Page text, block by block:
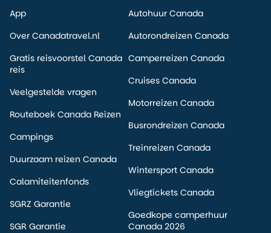
App
Over Canadatravel.nl
Gratis reisvoorstel Canada
reis
Veelgestelde vragen
Routeboek Canada Reizen
Campings
Duurzaam reizen Canada
Calamiteitenfonds
SGRZ Garantie
SGR Garantie
Autohuur Canada
Autorondreizen Canada
Camperreizen Canada
Cruises Canada
Motorreizen Canada
Busrondreizen Canada
Treinreizen Canada
Wintersport Canada
Vliegtickets Canada
Goedkope camperhuur
Canada 2026